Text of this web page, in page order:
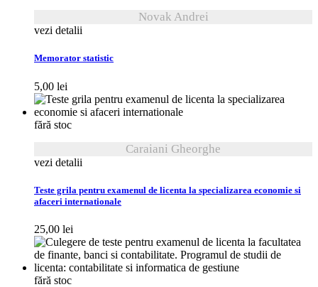
Novak Andrei
vezi detalii
Memorator statistic
5,00 lei
fără stoc
Caraiani Gheorghe
vezi detalii
Teste grila pentru examenul de licenta la specializarea economie si
afaceri internationale
25,00 lei
fără stoc